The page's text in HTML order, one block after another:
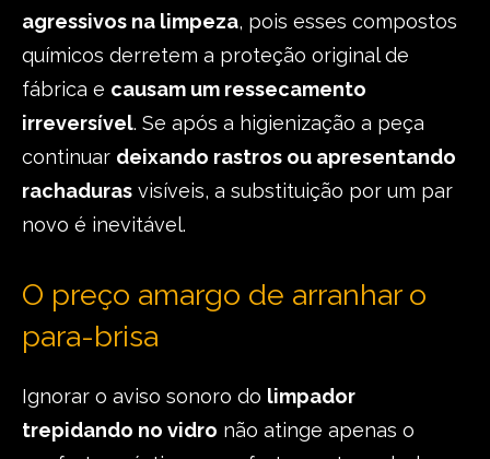
agressivos na limpeza, pois esses compostos
químicos derretem a proteção original de
fábrica e causam um ressecamento
irreversível. Se após a higienização a peça
continuar deixando rastros ou apresentando
rachaduras visíveis, a substituição por um par
novo é inevitável.
O preço amargo de arranhar o
para-brisa
Ignorar o aviso sonoro do limpador
trepidando no vidro não atinge apenas o